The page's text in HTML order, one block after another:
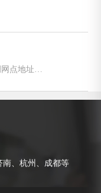
点地址查
南、杭州、成都等